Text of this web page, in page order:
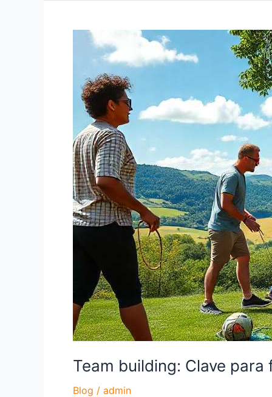
Team building: Clave
Blog / admin
Team
building:
para
fortalecer
equipos
en
tu
empresa